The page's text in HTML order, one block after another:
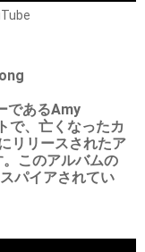
であるAmy
で、亡くなったカ
リリースされたア
このアルバムの
パイアされてい